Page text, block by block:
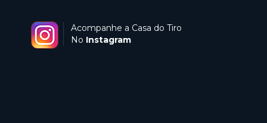
Acompanhe a Casa do Tiro
No Instagram